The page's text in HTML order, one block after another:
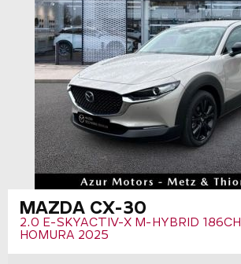
MAZDA CX-30
2.0 E-SKYACTIV-X M-HYBRID 186CH
HOMURA 2025